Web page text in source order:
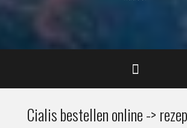
Cialis bestellen online ->